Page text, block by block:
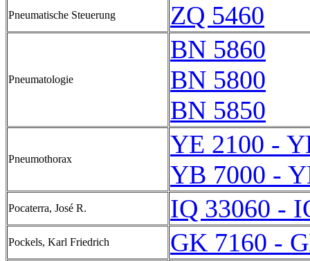
Pneumatische Steuerung ZQ 5460
Pneumatologie
BN 5860
BN 5800
BN 5850
Pneumothorax
YE 2100 -
YB 7000 -
Pocaterra, José R. IQ 33060 -
Pockels, Karl Friedrich GK 7160 -